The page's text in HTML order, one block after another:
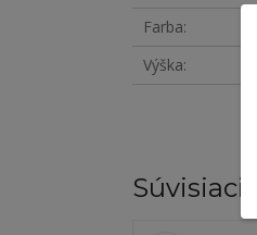
Farba
Výška
Súvisiaci